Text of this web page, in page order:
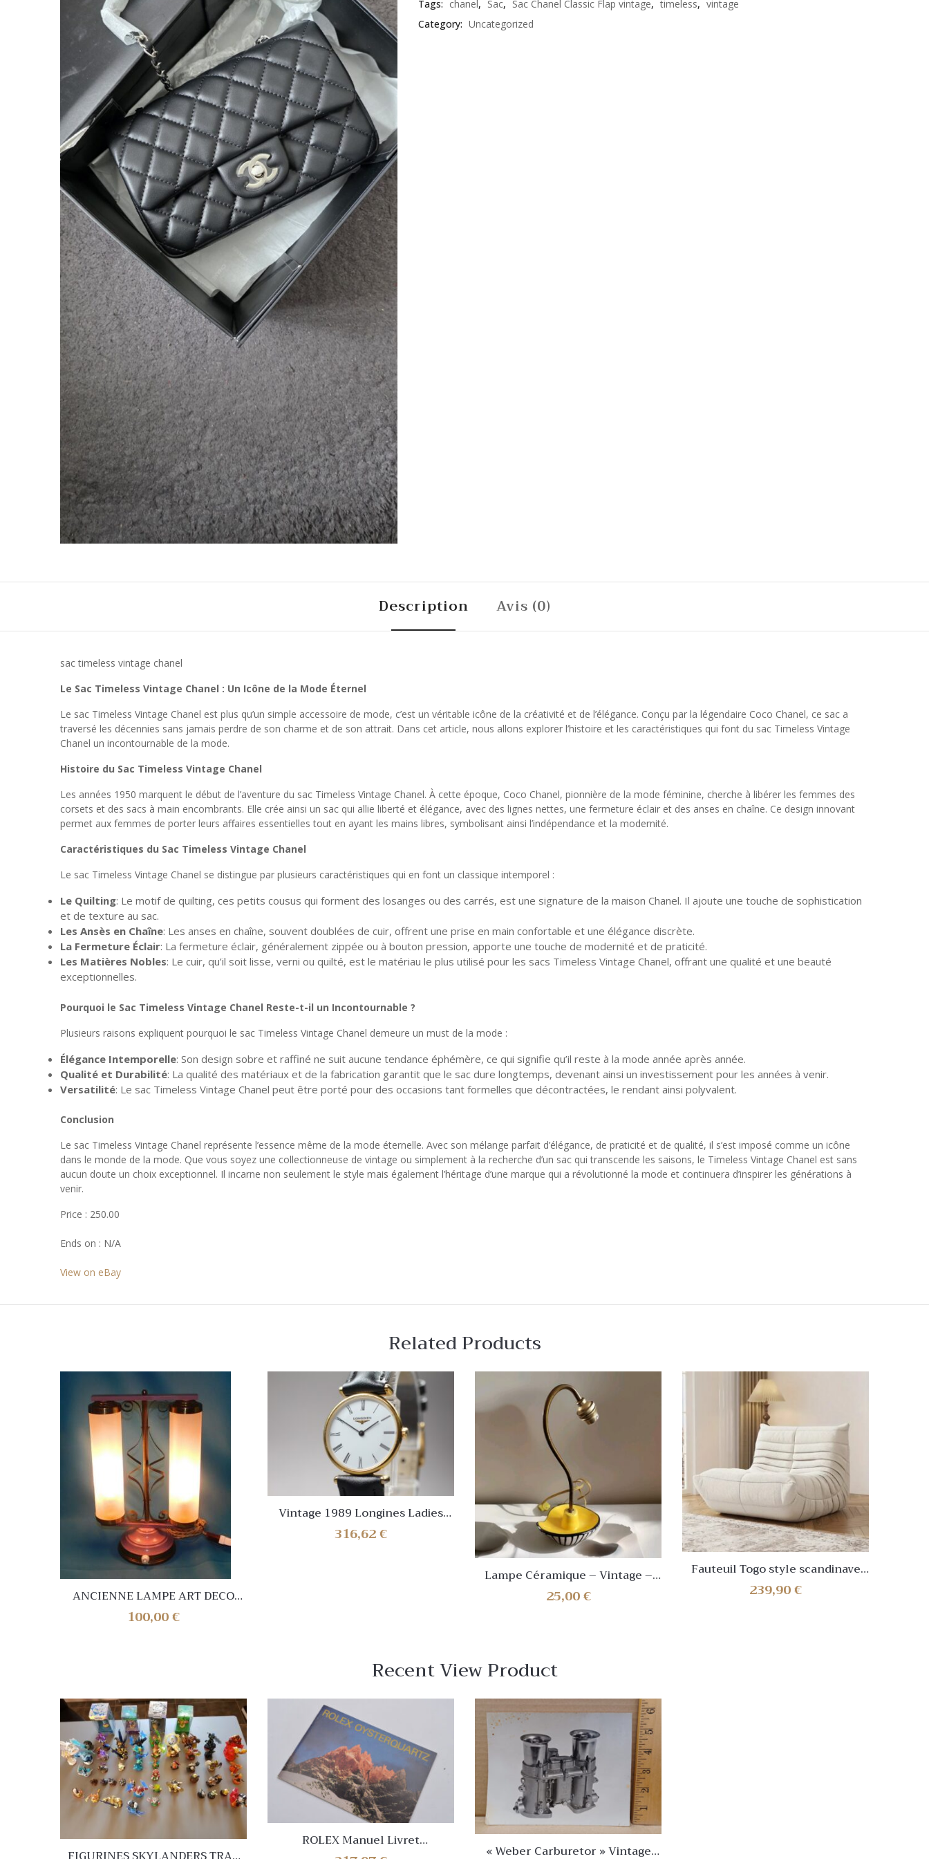
Tags: chanel, Sac, Sac Chanel Classic Flap vintage, timeless, vintage
Category: Uncategorized
Description Avis (0)
sac timeless vintage chanel
Le Sac Timeless Vintage Chanel : Un Icône de la Mode Éternel
Le sac Timeless Vintage Chanel est plus qu’un simple accessoire de mode, c’est un véritable icône de la créativité et de l’élégance. Conçu par la légendaire Coco Chanel, ce sac a
traversé les décennies sans jamais perdre de son charme et de son attrait. Dans cet article, nous allons explorer l’histoire et les caractéristiques qui font du sac Timeless Vintage
Chanel un incontournable de la mode.
Histoire du Sac Timeless Vintage Chanel
Les années 1950 marquent le début de l’aventure du sac Timeless Vintage Chanel. À cette époque, Coco Chanel, pionnière de la mode féminine, cherche à libérer les femmes des
corsets et des sacs à main encombrants. Elle crée ainsi un sac qui allie liberté et élégance, avec des lignes nettes, une fermeture éclair et des anses en chaîne. Ce design innovant
permet aux femmes de porter leurs affaires essentielles tout en ayant les mains libres, symbolisant ainsi l’indépendance et la modernité.
Caractéristiques du Sac Timeless Vintage Chanel
Le sac Timeless Vintage Chanel se distingue par plusieurs caractéristiques qui en font un classique intemporel :
Le Quilting: Le motif de quilting, ces petits cousus qui forment des losanges ou des carrés, est une signature de la maison Chanel. Il ajoute une touche de sophistication
et de texture au sac.
Les Ansès en Chaîne: Les anses en chaîne, souvent doublées de cuir, offrent une prise en main confortable et une élégance discrète.
La Fermeture Éclair: La fermeture éclair, généralement zippée ou à bouton pression, apporte une touche de modernité et de praticité.
Les Matières Nobles: Le cuir, qu’il soit lisse, verni ou quilté, est le matériau le plus utilisé pour les sacs Timeless Vintage Chanel, offrant une qualité et une beauté
exceptionnelles.
Pourquoi le Sac Timeless Vintage Chanel Reste-t-il un Incontournable ?
Plusieurs raisons expliquent pourquoi le sac Timeless Vintage Chanel demeure un must de la mode :
Élégance Intemporelle: Son design sobre et raffiné ne suit aucune tendance éphémère, ce qui signifie qu’il reste à la mode année après année.
Qualité et Durabilité: La qualité des matériaux et de la fabrication garantit que le sac dure longtemps, devenant ainsi un investissement pour les années à venir.
Versatilité: Le sac Timeless Vintage Chanel peut être porté pour des occasions tant formelles que décontractées, le rendant ainsi polyvalent.
Conclusion
Le sac Timeless Vintage Chanel représente l’essence même de la mode éternelle. Avec son mélange parfait d’élégance, de praticité et de qualité, il s’est imposé comme un icône
dans le monde de la mode. Que vous soyez une collectionneuse de vintage ou simplement à la recherche d’un sac qui transcende les saisons, le Timeless Vintage Chanel est sans
aucun doute un choix exceptionnel. Il incarne non seulement le style mais également l’héritage d’une marque qui a révolutionné la mode et continuera d’inspirer les générations à
venir.
Price : 250.00
Ends on : N/A
View on eBay
Related Products
ANCIENNE LAMPE ART DECO
AVEC TUBES DE VERRE . ROSE
MAUVE . 31 cm . TRES BEL ETAT
100,00€
Vintage 1989 Longines Ladies
L4.135.2 La Grande Classique
White Dial [Near Mint]
316,62€
Lampe Céramique – Vintage –
Années 50
25,00€
Fauteuil Togo style scandinave
vintage – Blanc – NEUF✅
239,90€
Recent View Product
ROLEX Manuel Livret
OYSTERQUARTZ Version 1990 « Weber Carburetor » Vintage